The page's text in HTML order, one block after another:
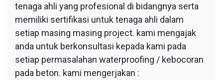
tenaga ahli yang profesional di bidangnya serta
memiliki sertifikasi untuk tenaga ahli dalam
setiap masing masing project. kami mengajak
anda untuk berkonsultasi kepada kami pada
setiap permasalahan waterproofing / kebocoran
pada beton. kami mengerjakan :